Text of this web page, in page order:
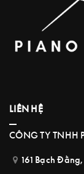
LIÊN HỆ
CÔNG TY TNHH
161 Bạch